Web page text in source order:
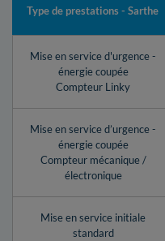
Type de prestations - Sarthe
Mise en service d'urgence -
énergie coupée
Compteur Linky
Mise en service d’urgence -
énergie coupée
Compteur mécanique /
électronique
Mise en service initiale
standard